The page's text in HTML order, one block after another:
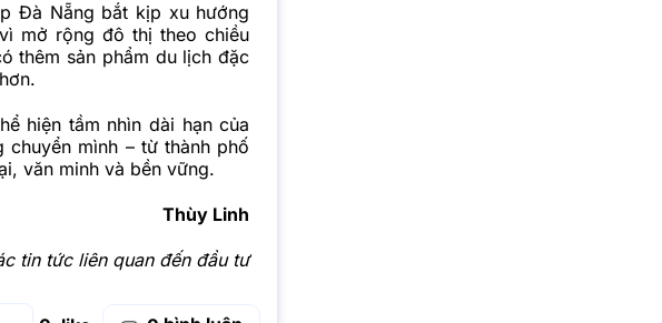
Đà Nẵng bắt kịp xu hướng
mở rộng đô thị theo chiều
thêm sản phẩm du lịch đặc
hiện tầm nhìn dài hạn của
mình – từ thành phố
văn minh và bền vững.
Thùy Linh
tin tức liên quan đến đầu tư